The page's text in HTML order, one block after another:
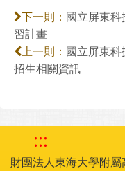
下一則： 國立屏東
習計畫
上一則： 國立屏東
招生相關資訊
:::
財團法人東海大學附